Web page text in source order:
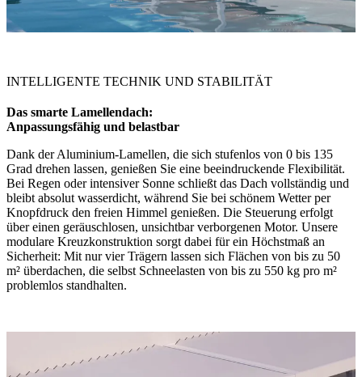
INTELLIGENTE TECHNIK UND STABILITÄT
Das smarte Lamellendach:
Anpassungsfähig und belastbar
Dank der Aluminium-Lamellen, die sich stufenlos von 0 bis 135
Grad drehen lassen, genießen Sie eine beeindruckende Flexibilität.
Bei Regen oder intensiver Sonne schließt das Dach vollständig und
bleibt absolut wasserdicht, während Sie bei schönem Wetter per
Knopfdruck den freien Himmel genießen. Die Steuerung erfolgt
über einen geräuschlosen, unsichtbar verborgenen Motor. Unsere
modulare Kreuzkonstruktion sorgt dabei für ein Höchstmaß an
Sicherheit: Mit nur vier Trägern lassen sich Flächen von bis zu 50
m² überdachen, die selbst Schneelasten von bis zu 550 kg pro m²
problemlos standhalten.